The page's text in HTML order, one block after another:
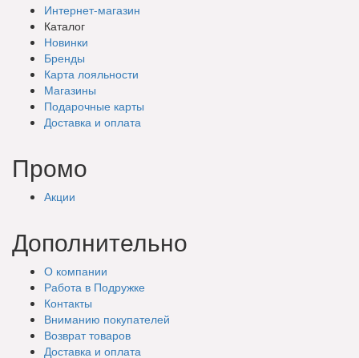
Интернет-магазин
Каталог
Новинки
Бренды
Карта лояльности
Магазины
Подарочные карты
Доставка и оплата
Промо
Акции
Дополнительно
О компании
Работа в Подружке
Контакты
Вниманию покупателей
Возврат товаров
Доставка и оплата